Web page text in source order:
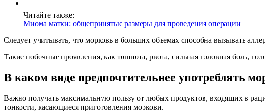
Читайте также:
Миома матки: общепринятые размеры для проведения операции
Следует учитывать, что морковь в больших объемах способна вызывать
Такие побочные проявления, как тошнота, рвота, сильная головная боль,
В каком виде предпочтительнее употреблять
Важно получать максимальную пользу от любых продуктов, входящих в
тонкости, касающиеся приготовления моркови.